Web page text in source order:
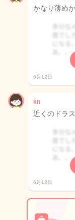
かなり薄め
6月12日
kn
近くのドラ
6月12日